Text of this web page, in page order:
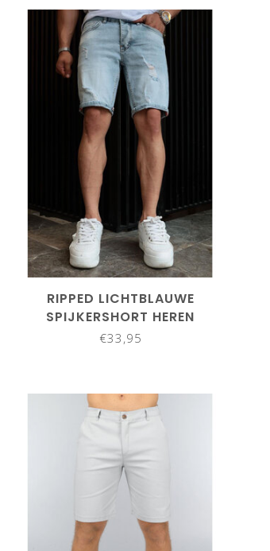
RIPPED LICHTBLAUWE
SPIJKERSHORT HEREN
€33,95